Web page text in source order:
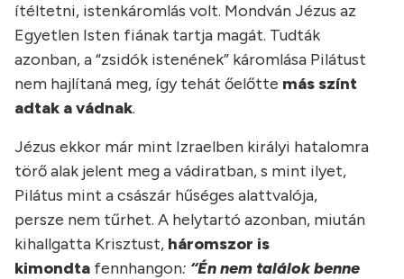
ítéltetni, istenkáromlás volt. Mondván Jézus az
Egyetlen Isten fiának tartja magát. Tudták
azonban, a “zsidók istenének” káromlása Pilátust
nem hajlítaná meg, így tehát őelőtte más színt
adtak a vádnak.
Jézus ekkor már mint Izraelben királyi hatalomra
törő alak jelent meg a vádiratban, s mint ilyet,
Pilátus mint a császár hűséges alattvalója,
persze nem tűrhet. A helytartó azonban, miután
kihallgatta Krisztust, háromszor is
kimondta fennhangon: “Én nem találok benne